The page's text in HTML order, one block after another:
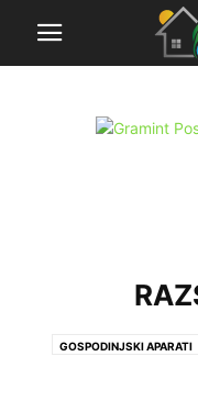
GOSPODINJSKI APARATI